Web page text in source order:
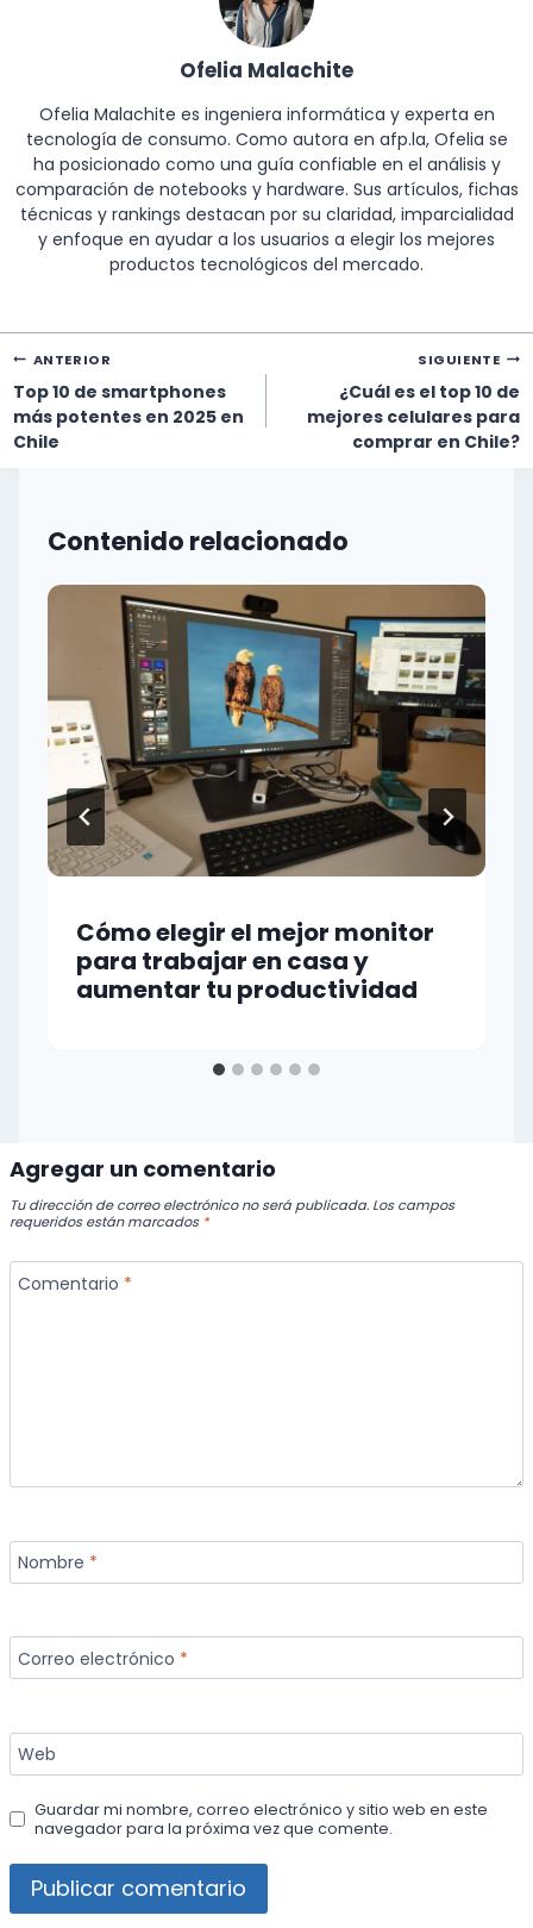
Ofelia Malachite
Ofelia Malachite es ingeniera informática y experta en
tecnología de consumo. Como autora en afp.la, Ofelia se
ha posicionado como una guía confiable en el análisis y
comparación de notebooks y hardware. Sus artículos, fichas
técnicas y rankings destacan por su claridad, imparcialidad
y enfoque en ayudar a los usuarios a elegir los mejores
productos tecnológicos del mercado.
Navegación
de
entradas
ANTERIOR
Top 10 de smartphones
más potentes en 2025 en
Chile
SIGUIENTE
¿Cuál es el top 10 de
mejores celulares para
comprar en Chile?
Contenido relacionado
Cómo elegir el mejor monitor
para trabajar en casa y
aumentar tu productividad
Agregar un comentario
Tu dirección de correo electrónico no será publicada. Los campos
requeridos están marcados *
Comentario *
Nombre *
Correo electrónico *
Web
Guardar mi nombre, correo electrónico y sitio web en este
navegador para la próxima vez que comente.